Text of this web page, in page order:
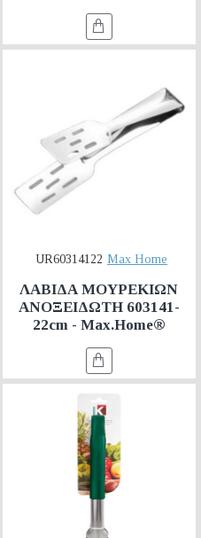
UR60314122 Max Home
ΛΑΒΙΔΑ ΜΟΥΡΕΚΙΩΝ
ΑΝΟΞΕΙΔΩΤΗ 603141-
22cm - Max.Home®